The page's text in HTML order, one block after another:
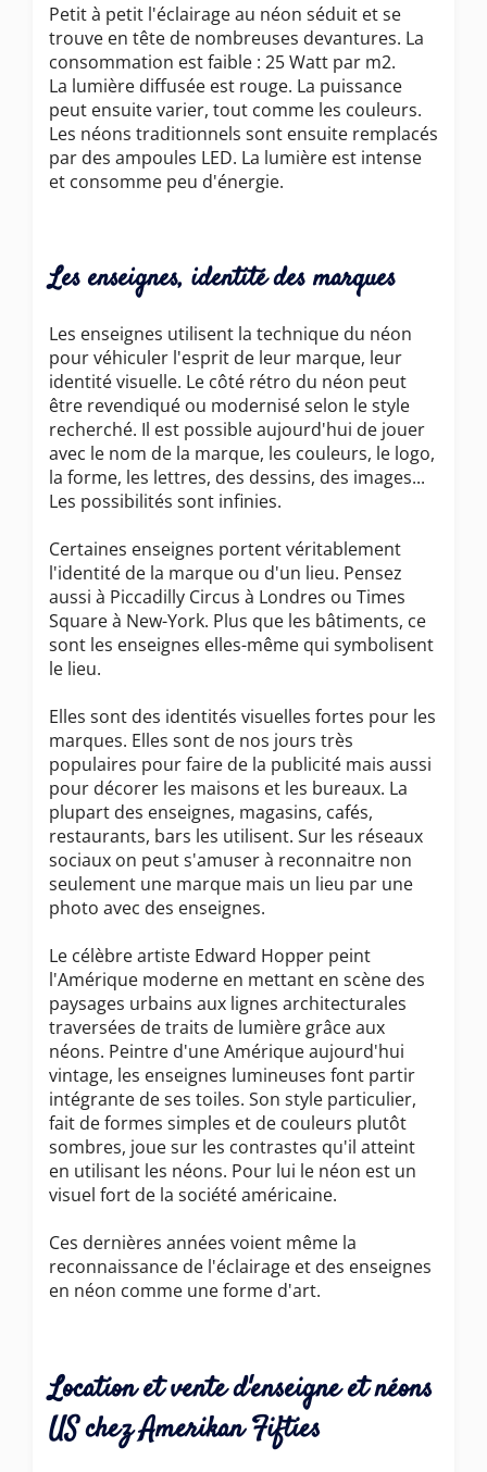
Petit à petit l'éclairage au néon séduit et se
trouve en tête de nombreuses devantures. La
consommation est faible : 25 Watt par m2.
La lumière diffusée est rouge. La puissance
peut ensuite varier, tout comme les couleurs.
Les néons traditionnels sont ensuite remplacés
par des ampoules LED. La lumière est intense
et consomme peu d'énergie.
Les enseignes, identité des marques
Les enseignes utilisent la technique du néon
pour véhiculer l'esprit de leur marque, leur
identité visuelle. Le côté rétro du néon peut
être revendiqué ou modernisé selon le style
recherché. Il est possible aujourd'hui de jouer
avec le nom de la marque, les couleurs, le logo,
la forme, les lettres, des dessins, des images...
Les possibilités sont infinies.
Certaines enseignes portent véritablement
l'identité de la marque ou d'un lieu. Pensez
aussi à Piccadilly Circus à Londres ou Times
Square à New-York. Plus que les bâtiments, ce
sont les enseignes elles-même qui symbolisent
le lieu.
Elles sont des identités visuelles fortes pour les
marques. Elles sont de nos jours très
populaires pour faire de la publicité mais aussi
pour décorer les maisons et les bureaux. La
plupart des enseignes, magasins, cafés,
restaurants, bars les utilisent. Sur les réseaux
sociaux on peut s'amuser à reconnaitre non
seulement une marque mais un lieu par une
photo avec des enseignes.
Le célèbre artiste Edward Hopper peint
l'Amérique moderne en mettant en scène des
paysages urbains aux lignes architecturales
traversées de traits de lumière grâce aux
néons. Peintre d'une Amérique aujourd'hui
vintage, les enseignes lumineuses font partir
intégrante de ses toiles. Son style particulier,
fait de formes simples et de couleurs plutôt
sombres, joue sur les contrastes qu'il atteint
en utilisant les néons. Pour lui le néon est un
visuel fort de la société américaine.
Ces dernières années voient même la
reconnaissance de l'éclairage et des enseignes
en néon comme une forme d'art.
Location et vente d'enseigne et néons
US chez Amerikan Fifties